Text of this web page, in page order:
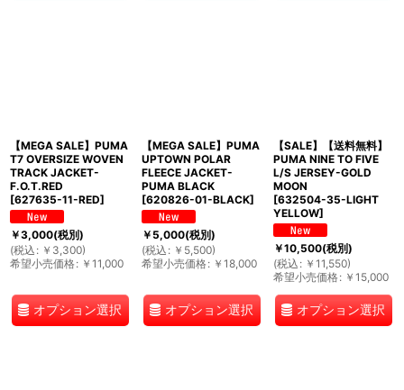
【MEGA SALE】PUMA
T7 OVERSIZE WOVEN
TRACK JACKET-
F.O.T.RED
[627635-11-RED]
￥3,000(税別)
(税込 : ￥ 3,300)
希望小売価格: ￥ 11,000
オプション選択
【MEGA SALE】PUMA
UPTOWN POLAR
FLEECE JACKET-
PUMA BLACK
[620826-01-BLACK]
￥5,000(税別)
(税込 : ￥ 5,500)
希望小売価格: ￥ 18,000
オプション選択
【SALE】【送料無料】
PUMA NINE TO FIVE
L/S JERSEY-GOLD
MOON
[632504-35-LIGHT
YELLOW]
￥10,500(税別)
(税込 : ￥ 11,550)
希望小売価格: ￥ 15,000
オプション選択